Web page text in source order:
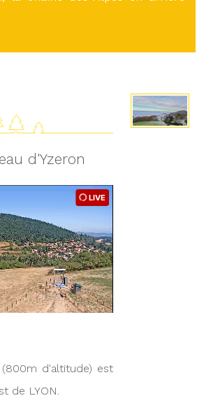
d'Yzeron
d'altitude) est
de LYON.